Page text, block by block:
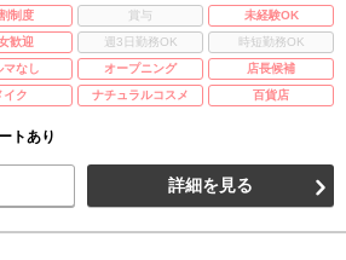
制度 賞与
未経験OK
歓迎 週3日勤務OK
時短勤務OK
マなし オープニング
店長候補
イク ナチュラルコスメ 百貨店
トあり
詳細を見る